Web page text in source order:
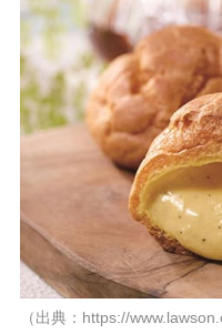
（出典：https://